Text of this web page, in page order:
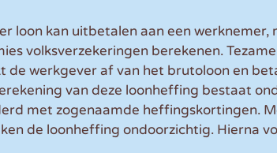
loon kan uitbetalen aan een
volksverzekeringen berekenen.
de werkgever af van het brutoloon en
van deze loonheffing bestaat
met zogenaamde heffingskortingen.
de loonheffing ondoorzichtig. Hierna